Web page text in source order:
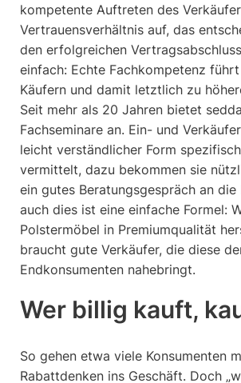
kompetente Auftreten des
Vertrauensverhältnis auf, das
den erfolgreichen
einfach: Echte Fachkompetenz
Käufern und damit letztlich zu
Seit mehr als 20 Jahren bietet
Fachseminare an. Ein- und
leicht verständlicher Form
vermittelt, dazu bekommen sie
ein gutes Beratungsgespräch an die
auch dies ist eine einfache Formel:
Polstermöbel in Premiumqualität
braucht gute Verkäufer, die diese
Endkonsumenten nahebringt.
Wer billig kauft,
So gehen etwa viele Konsumenten
Rabattdenken ins Geschäft. Doch